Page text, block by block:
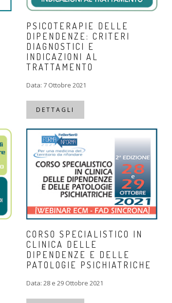
PSICOTERAPIE DELLE
DIPENDENZE: CRITERI
DIAGNOSTICI E
INDICAZIONI AL
TRATTAMENTO
Data: 7 Ottobre 2021
DETTAGLI
CORSO SPECIALISTICO IN
CLINICA DELLE
DIPENDENZE E DELLE
PATOLOGIE PSICHIATRICHE
Data: 28 e 29 Ottobre 2021